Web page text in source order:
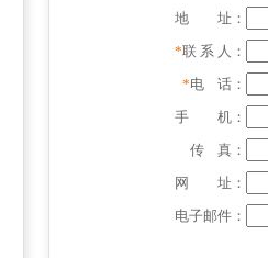
地 址：
*联 系 人：
*电 话：
手 机：
传 真：
网 址：
电子邮件：